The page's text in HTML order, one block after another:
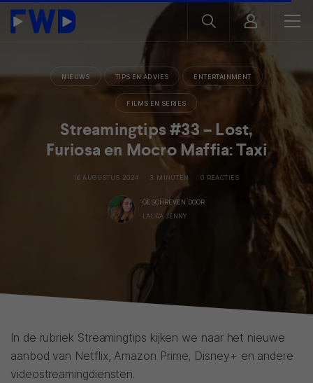
NIEUWS TIPS EN ADVIES ENTERTAINMENT
FILMS EN SERIES
Streamingtips #33 – Lost,
Furiosa en Mocro Maffia: Taxi
16 AUGUSTUS 2024 3 MINUTEN 0 REACTIES
GESCHREVEN DOOR
LAURA JENNY
In de rubriek Streamingtips kijken we naar het nieuwe
aanbod van Netflix, Amazon Prime, Disney+ en andere
videostreamingdiensten.